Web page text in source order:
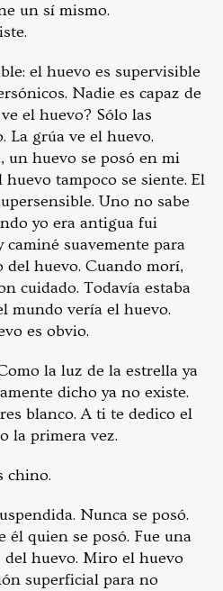
un sí mismo.
el huevo es supervisible
Nadie es capaz de
el huevo? Sólo las
La grúa ve el huevo.
un huevo se posó en mi
tampoco se siente. El
Uno no sabe
yo era antigua fui
suavemente para
huevo. Cuando morí,
cuidado. Todavía estaba
mundo vería el huevo.
es obvio.
la luz de la estrella ya
dicho ya no existe.
blanco. A ti te dedico el
la primera vez.
chino.
Nunca se posó.
él quien se posó. Fue una
del huevo. Miro el huevo
superficial para no